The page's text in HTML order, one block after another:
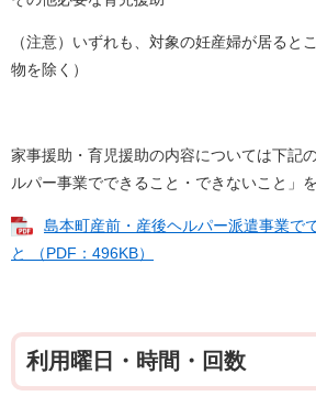
（注意）いずれも、対象の妊産婦が居ると
物を除く）
家事援助・育児援助の内容については下記
ルパー事業でできること・できないこと」
島本町産前・産後ヘルパー派遣事業で
と （PDF：496KB）
利用曜日・時間・回数